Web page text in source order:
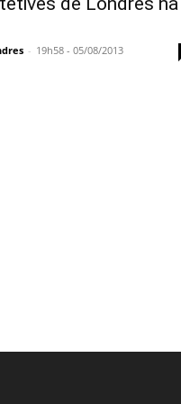
- 19h58 - 05/08/2013